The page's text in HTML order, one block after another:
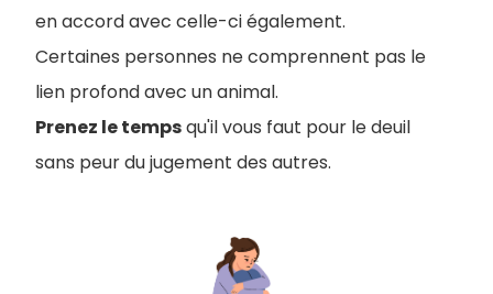
en accord avec celle-ci également.
Certaines personnes ne comprennent pas le
lien profond avec un animal.
Prenez le tempsqu'il vous faut pour le deuil
sans peur du jugement des autres.